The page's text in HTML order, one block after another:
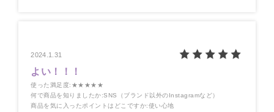
2024.1.31
よい！！！
使った満足度:★★★★★
何で商品を知りましたか:SNS（ブランド以外のInstagramなど）
商品を気に入ったポイントはどこですか:使い心地